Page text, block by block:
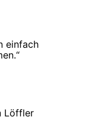
einfach
Löffler